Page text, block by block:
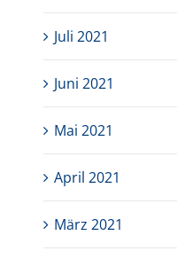
Juli 2021
Juni 2021
Mai 2021
April 2021
März 2021